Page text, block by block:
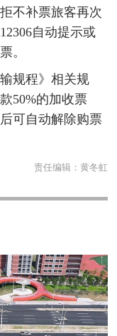
不补票旅客再次
自动提示或
。
规程》相关规
50%的加收票
可自动解除购票
责任编辑： 黄冬虹